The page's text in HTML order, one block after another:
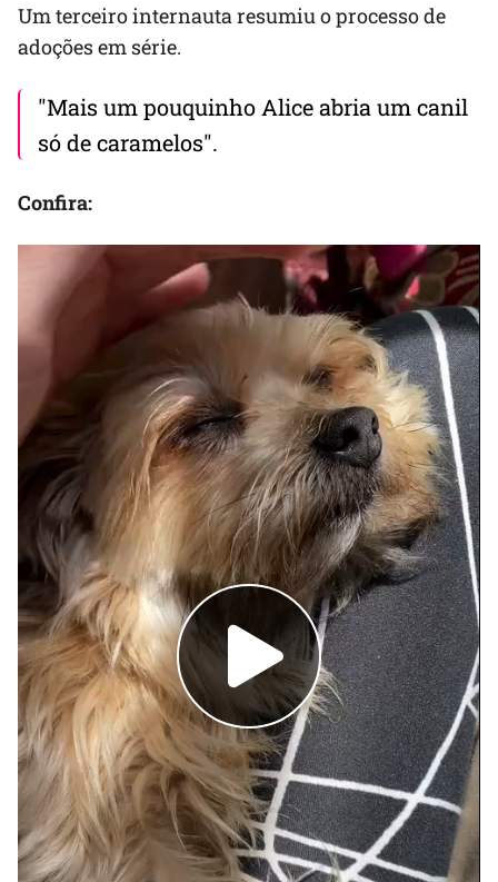
Um terceiro internauta resumiu o processo de
adoções em série.
"Mais um pouquinho Alice abria um canil
só de caramelos".
Confira: